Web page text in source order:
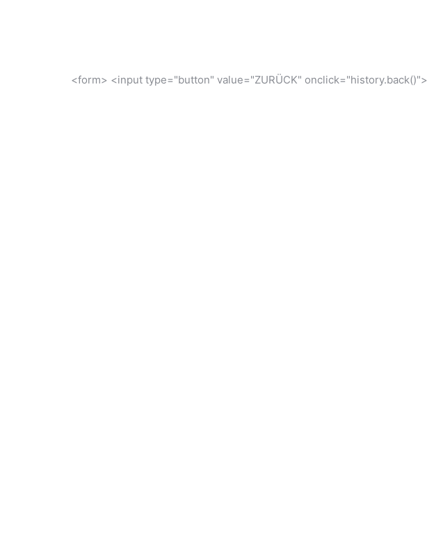
<form> <input type="button" value="ZURÜCK"